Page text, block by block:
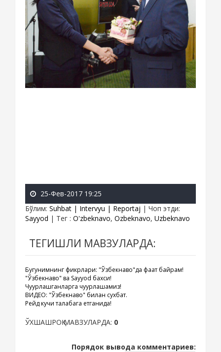
25-Фев-2017 19:25
Бўлим: Suhbat | Intervyu | Reportaj | Чоп этди:
Sayyod | Тег : O'zbeknavo, Ozbeknavo, Uzbeknavo
ТЕГИШЛИ МАВЗУЛАРДА:
Бугунимнинг фикрлари: "Ўзбекнаво"да фақат байрам!
"Ўзбекнаво" ва Sayyod бахси!
Чуқурлашганларга чуқурлашамиз!
ВИДЕО: "Ўзбекнаво" билан сухбат.
Рейд кучи талабага етганида!
ЎХШАШРОҚ МАВЗУЛАРДА: 0
Порядок вывода комментариев: